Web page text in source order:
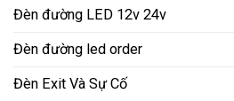
Đèn đường LED 12v 24v
Đèn đường led order
Đèn Exit Và Sự Cố